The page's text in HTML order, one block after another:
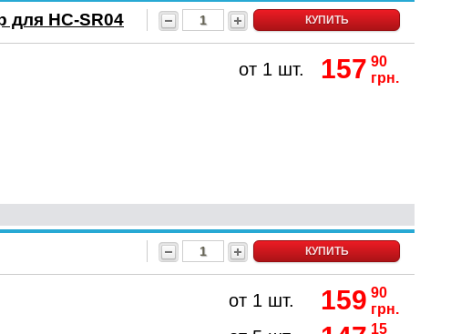
для HC-SR04 КУПИТЬ
от 1 шт. 157 90
грн.
КУПИТЬ
от 1 шт. 159 90
грн.
15